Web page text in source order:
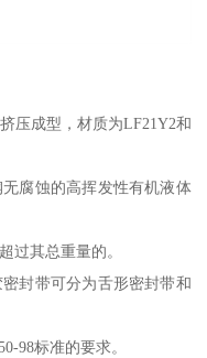
压成型，材质为LF21Y2和
腐蚀的高挥发性有机液体
过其总重量的。
封带可分为舌形密封带和
98标准的要求。